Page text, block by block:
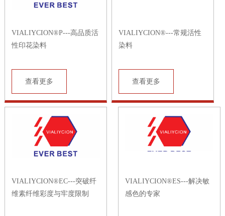
VIALIYCION®P---高品质活
性印花染料
查看更多
VIALIYCION®---常规活性
染料
查看更多
VIALIYCION®EC---突破纤
维素纤维彩度与牢度限制
VIALIYCION®ES---解决敏
感色的专家